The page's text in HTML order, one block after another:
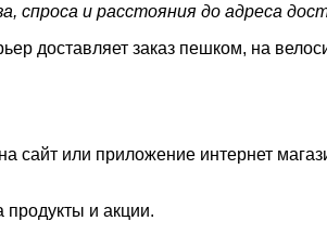
спроса и расстояния до адреса
доставляет заказ пешком, на
на сайт или приложение интернет
продукты и акции.